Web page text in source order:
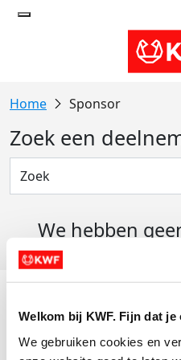
Welkom bij KWF. Fijn dat
We gebruiken cookies en
Sponsor
Zoek een
We hebben
Actiematerialen
Evenementen